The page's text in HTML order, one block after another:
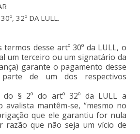
32º DA LULL.
termos desse artº 30º da LULL, o
um terceiro ou um signatário da
garante o pagamento desse
de um dos respectivos
do § 2º do artº 32º da LULL a
avalista mantêm-se, “mesmo no
que ele garantiu for nula
razão que não seja um vício de